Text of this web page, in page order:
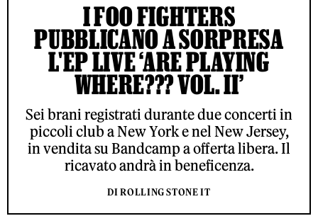
I FOO FIGHTERS
PUBBLICANO A SORPRESA
L'EP LIVE ‘ARE PLAYING
WHERE??? VOL. II’
Sei brani registrati durante due concerti in
piccoli club a New York e nel New Jersey,
in vendita su Bandcamp a offerta libera. Il
ricavato andrà in beneficenza.
DI ROLLING STONE IT